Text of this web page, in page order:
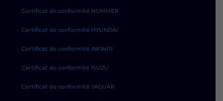
Certificat de conformité HUMMER
Certificat de conformité HYUNDAI
Certificat de conformité INFINITI
Certificat de conformité ISUZU
Certificat de conformité JAGUAR